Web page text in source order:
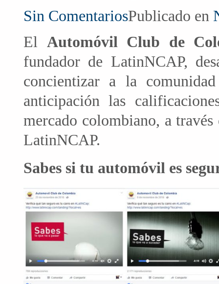
Sin ComentariosPublicado en
El Automóvil Club de
fundador de LatinNCAP,
concientizar a la
anticipación las
mercado colombiano, a
LatinNCAP.
Sabes si tu automóvil es